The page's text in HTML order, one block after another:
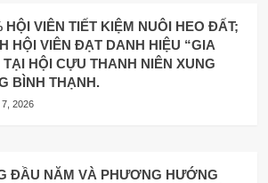
HỘI VIÊN TIẾT KIỆM NUÔI HEO ĐẤT;
HỘI VIÊN ĐẠT DANH HIỆU “GIA
HỘI CỰU THANH NIÊN XUNG
BÌNH THẠNH.
2026
ĐẦU NĂM VÀ PHƯƠNG HƯỚNG